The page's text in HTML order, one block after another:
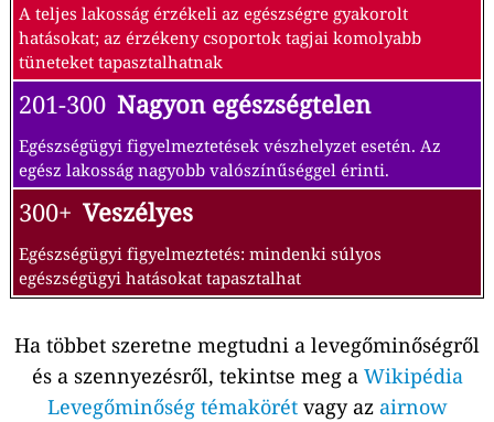
A teljes lakosság érzékeli az egészségre gyakorolt
hatásokat; az érzékeny csoportok tagjai komolyabb
tüneteket tapasztalhatnak
201-300 Nagyon egészségtelen
Egészségügyi figyelmeztetések vészhelyzet esetén. Az
egész lakosság nagyobb valószínűséggel érinti.
300+ Veszélyes
Egészségügyi figyelmeztetés: mindenki súlyos
egészségügyi hatásokat tapasztalhat
Ha többet szeretne megtudni a levegőminőségről
és a szennyezésről, tekintse meg a Wikipédia
Levegőminőség témakörétvagy az airnow